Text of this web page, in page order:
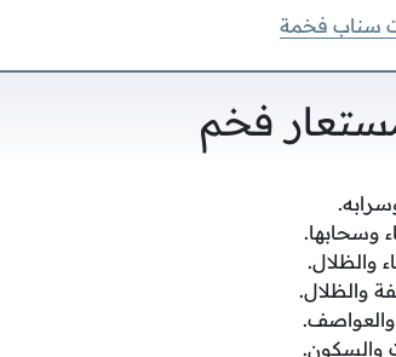
سناب فخمة
فخم
وسحابها.
والظلال.
والظلال.
والسكون.